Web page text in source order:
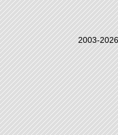
2003-